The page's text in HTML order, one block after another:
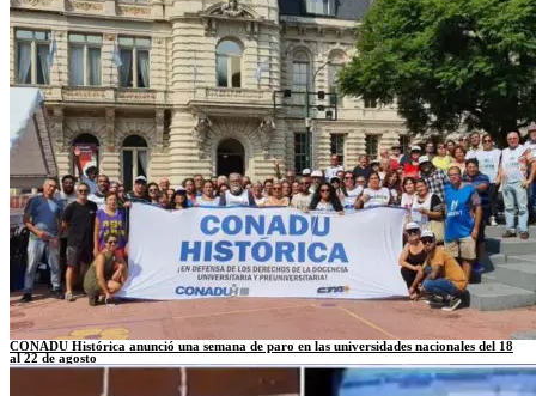
CONADU Histórica anunció una semana de paro en las universidades nacionales del 18
al 22 de agosto